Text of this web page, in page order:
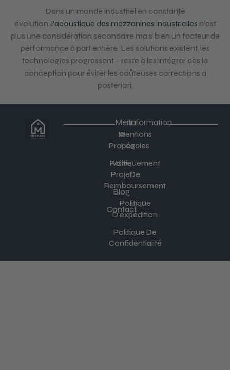
Dans un monde industriel en constante
évolution, l’acoustique des mezzanines industrielles n’est
plus une considération secondaire mais bien un facteur de
performance à part entière. Les solutions existent, les
technologies progressent – reste à les intégrer dès la
conception pour éviter les coûteuses corrections a
posteriori.
Menu
A
Propos
Votre
Projet
Blog
Contact
Information
Mentions
Légales
Politiquement
De
Remboursement
Politique
D'expédition
Politique De
Confidentialité